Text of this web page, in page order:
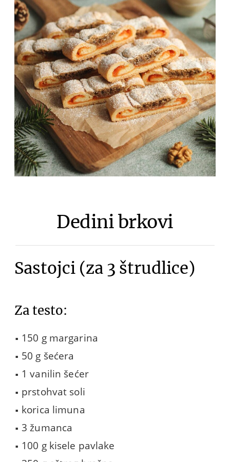
Dedini brkovi
Sastojci (za 3 štrudlice)
Za testo:
150 g margarina
50 g šećera
1 vanilin šećer
prstohvat soli
korica limuna
3 žumanca
100 g kisele pavlake